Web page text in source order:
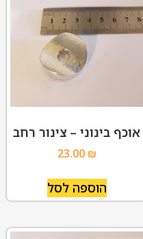
אוכף בינוני – צינור רחב
23.00 ₪
הוספה לסל